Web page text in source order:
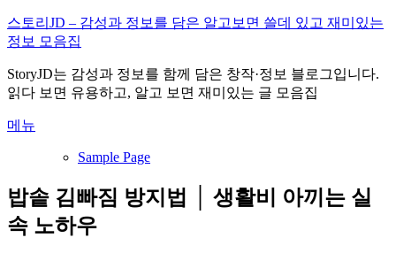
내
용
로
바
가
스토리JD – 감성과 정보를 담은 알고보면 쓸데 있고 재미있는
정보 모음집
StoryJD는 감성과 정보를 함께 담은 창작·정보 블로그입니다.
읽다 보면 유용하고, 알고 보면 재미있는 글 모음집
메뉴
Sample Page
밥솥 김빠짐 방지법 │ 생활비 아끼는 실
속 노하우